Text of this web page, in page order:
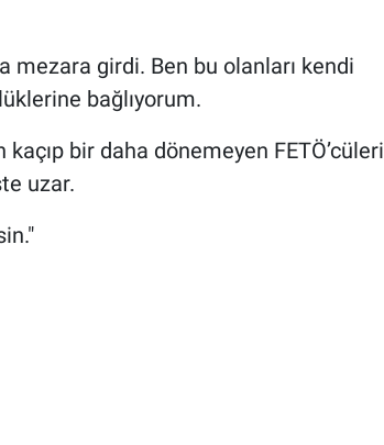
mezara girdi. Ben bu olanları kendi
bağlıyorum.
bir daha dönemeyen FETÖ’cüleri
uzar.